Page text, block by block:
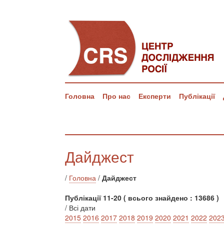
Головна Про нас Експерти Публікації
Дайджест
/ Головна / Дайджест
Публікації 11-20 ( всього знайдено : 13686 )
/ Всі дати
2015 2016 2017 2018 2019 2020 2021 2022